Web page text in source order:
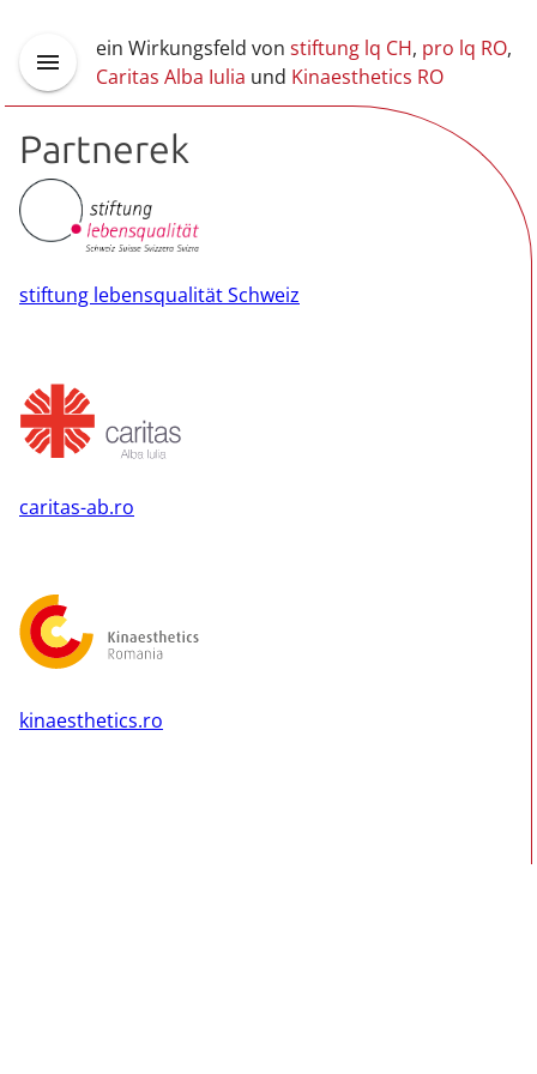
ein Wirkungsfeld von stiftung lq CH, pro lq RO,
Caritas Alba Iulia und Kinaesthetics RO
Partnerek
stiftung lebensqualität Schweiz
caritas-ab.ro
kinaesthetics.ro